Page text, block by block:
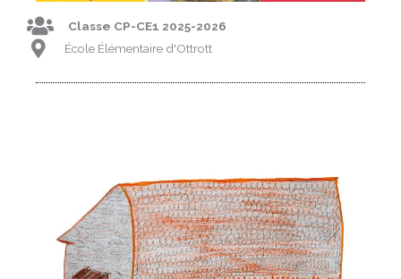
Classe CP-CE1 2025-2026
École Élémentaire d'Ottrott